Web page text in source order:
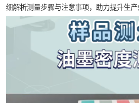
细解析测量步骤与注意事项，助力提升生产
通用仪器产品
配色软件
印刷看样台